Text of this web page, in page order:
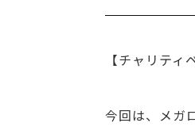
【チャリティ
今回は、メガ